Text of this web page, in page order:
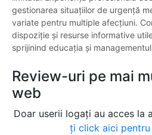
gestionarea situațiilor de urgență
variate pentru multiple afecțiuni.
dispoziție și resurse informative
sprijinind educația și
Review-uri pe mai
web
Doar userii logați au acces la
ți click aici pentru